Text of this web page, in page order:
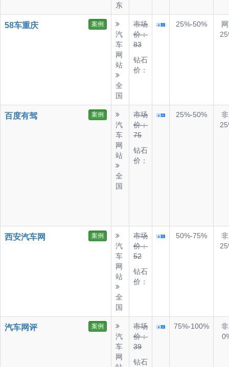
东
58车重庆 案例
汽
车
网
站
全
国
市场
价：
83
钻石
价：
25%-50%
百度有驾 案例
汽
车
网
站
全
国
市场
价：
75
钻石
价：
25%-50%
西安汽车网 案例
汽
车
网
站
全
国
市场
价：
52
钻石
价：
50%-75%
汽车网评 案例
汽
车
网
市场
价：
39
钻石
75%-100%